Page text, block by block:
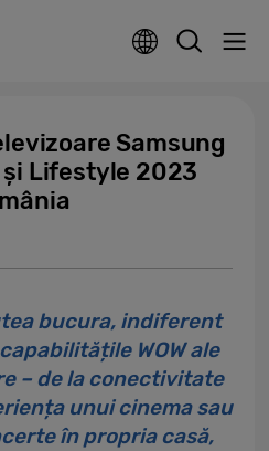
Samsung
și Lifestyle 2023
bucura, indiferent
WOW ale
– de la conectivitate
unui cinema sau
în propria casă,